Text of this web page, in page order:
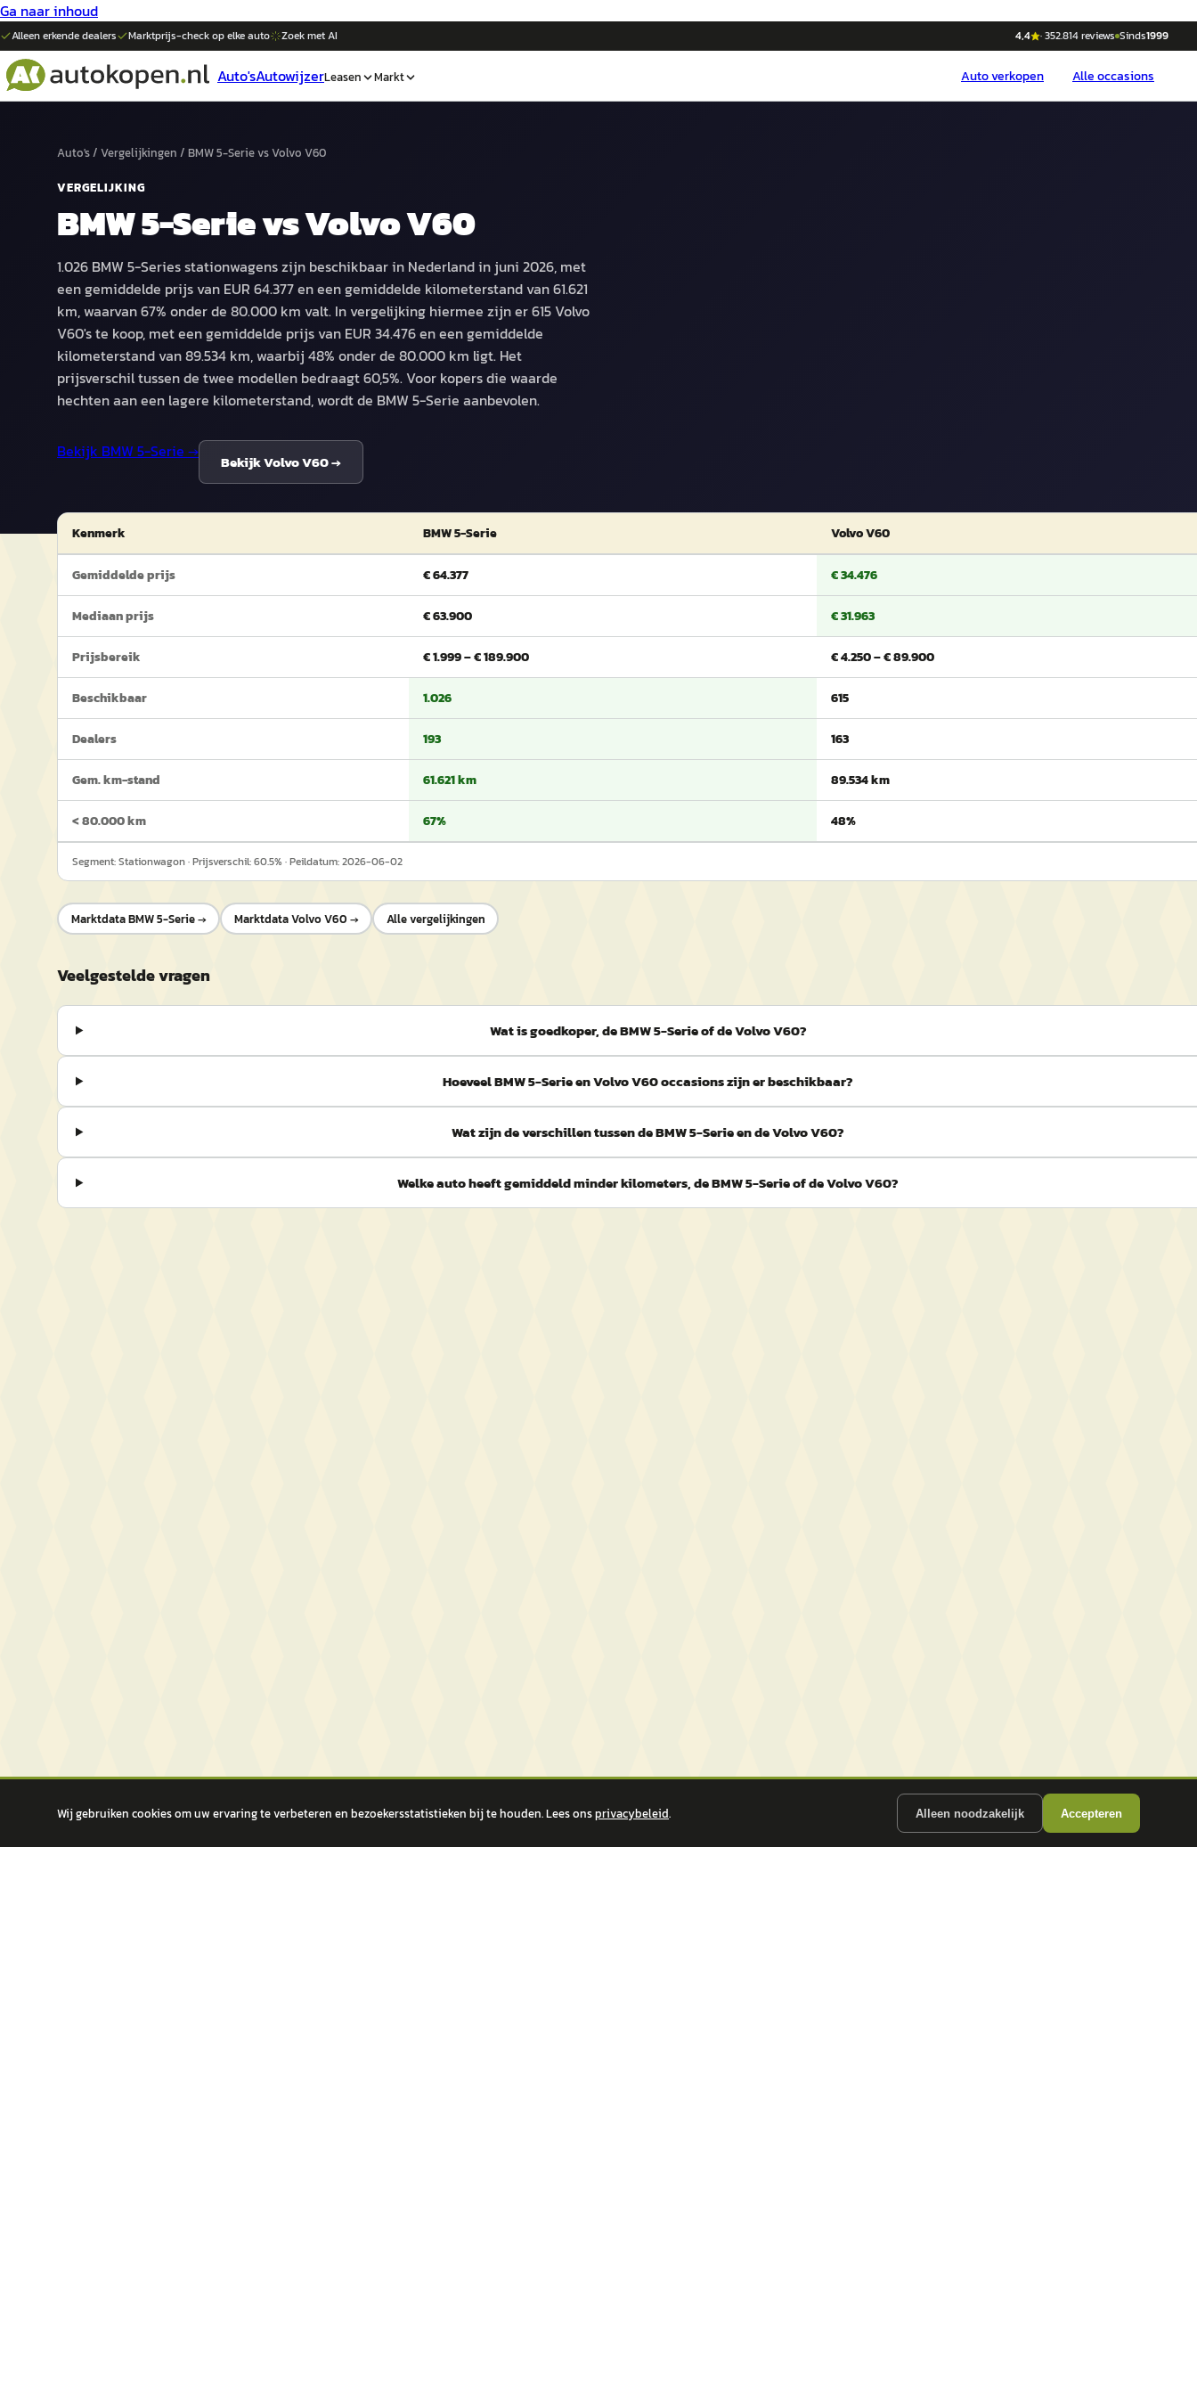
Ga naar inhoud
Alleen erkende dealers Marktprijs-check op elkeauto Zoek met AI 4,4 ·352.814reviews Sinds1999
Auto'sAutowijzerLeasen Markt Autoverkopen Alle occasions
Auto's/ Vergelijkingen / BMW 5-SerievsVolvo V60
VERGELIJKING
BMW 5-SerievsVolvo V60
1.026 BMW 5-Series stationwagens zijn beschikbaar in Nederland in juni 2026, met
een gemiddelde prijs van EUR 64.377 en een gemiddelde kilometerstand van 61.621
km, waarvan 67% onder de 80.000 km valt. In vergelijking hiermee zijn er 615 Volvo
V60's te koop, met een gemiddelde prijs van EUR 34.476 en een gemiddelde
kilometerstand van 89.534 km, waarbij 48% onder de 80.000 km ligt. Het
prijsverschil tussen de twee modellen bedraagt 60,5%. Voor kopers die waarde
hechten aan een lagere kilometerstand, wordt de BMW 5-Serie aanbevolen.
Bekijk BMW 5-Serie →
BekijkVolvo V60→
Kenmerk BMW 5-Serie Volvo V60
Gemiddelde prijs € 64.377 € 34.476
Mediaan prijs € 63.900 € 31.963
Prijsbereik € 1.999 – € 189.900 € 4.250 – € 89.900
Beschikbaar 1.026 615
Dealers 193 163
Gem. km-stand 61.621 km 89.534 km
< 80.000 km 67% 48%
Segment:Stationwagon· Prijsverschil:60.5% · Peildatum:2026-06-02
MarktdataBMW 5-Serie→ MarktdataVolvo V60 → Alle vergelijkingen
Veelgestelde vragen
Wat is goedkoper, de BMW 5-Serie of de Volvo V60?
Hoeveel BMW 5-Serie en Volvo V60 occasions zijn er beschikbaar?
Wat zijn de verschillen tussen de BMW 5-Serie en de Volvo V60?
Welke auto heeft gemiddeld minder kilometers, de BMW 5-Serie of de Volvo V60?
Wij gebruiken cookies om uw ervaring te verbeteren en bezoekersstatistieken bij te houden. Lees onsprivacybeleid. Alleen noodzakelijk Accepteren